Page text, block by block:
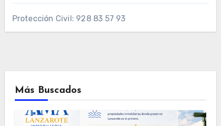
Protección Civil: 928 83 57 93
Más Buscados